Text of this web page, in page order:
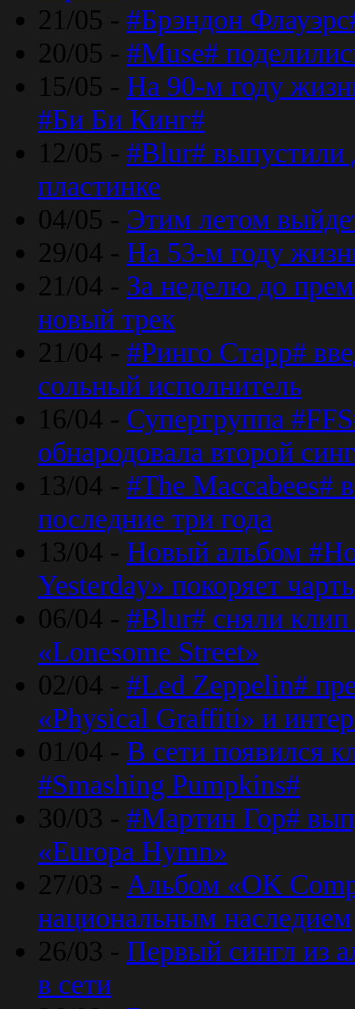
21/05 - #Брэндон
20/05 - #Muse#
15/05 - На 90-м году
#Би Би Кинг#
12/05 - #Blur# выпустили
пластинке
04/05 - Этим летом
29/04 - На 53-м году
21/04 - За неделю до
новый трек
21/04 - #Ринго Старр#
сольный исполнитель
16/04 - Супергруппа
обнародовала второй
13/04 - #The Maccabees#
последние три года
13/04 - Новый альбом
Yesterday» покоряет
06/04 - #Blur# сняли клип
«Lonesome Street»
02/04 - #Led Zeppelin#
«Physical Graffiti» и
01/04 - В сети появился
#Smashing Pumpkins#
30/03 - #Мартин Гор#
«Europa Hymn»
27/03 - Альбом «OK
национальным наследием
26/03 - Первый сингл из
в сети